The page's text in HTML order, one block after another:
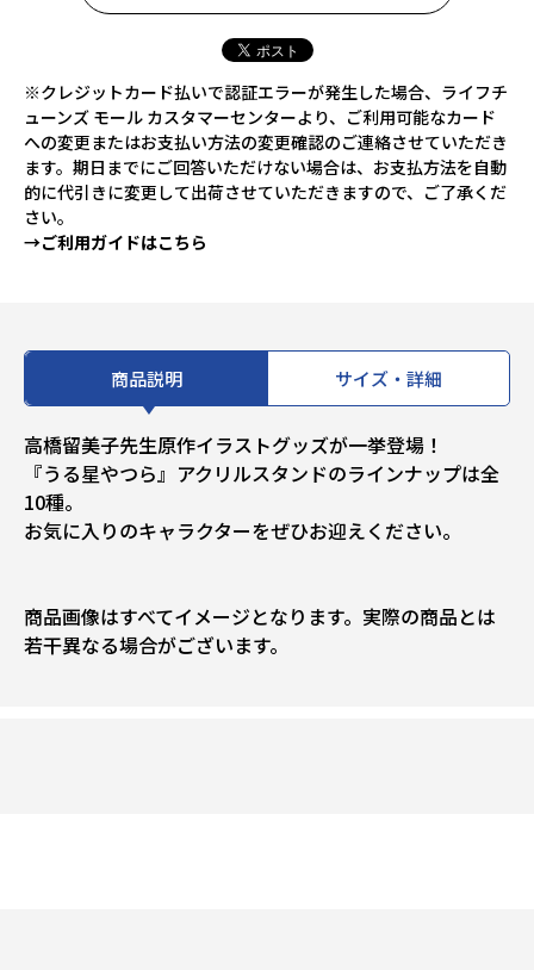
※クレジットカード払いで認証エラーが発生した場合、ライフチ
ューンズ モール カスタマーセンターより、ご利用可能なカード
への変更またはお支払い方法の変更確認のご連絡させていただき
ます。期日までにご回答いただけない場合は、お支払方法を自動
的に代引きに変更して出荷させていただきますので、ご了承くだ
さい。
→ご利用ガイドはこちら
商品説明 サイズ・詳細
高橋留美子先生原作イラストグッズが一挙登場！
『うる星やつら』アクリルスタンドのラインナップは全
10種。
お気に入りのキャラクターをぜひお迎えください。
商品画像はすべてイメージとなります。実際の商品とは
若干異なる場合がございます。